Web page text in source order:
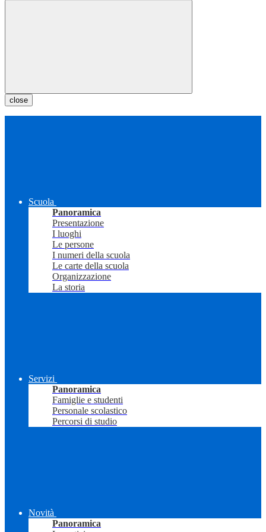
close
Scuola
Panoramica
Presentazione
I luoghi
Le persone
I numeri della scuola
Le carte della scuola
Organizzazione
La storia
Servizi
Panoramica
Famiglie e studenti
Personale scolastico
Percorsi di studio
Novità
Panoramica